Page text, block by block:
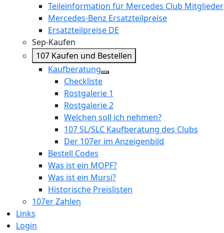
Teileinformation für Mercedes Club Mitglieder
Mercedes-Benz Ersatzteilpreise
Ersatzteilpreise DE
Sep-Kaufen
107 Kaufen und Bestellen
Kaufberatung
Checkliste
Rostgalerie 1
Rostgalerie 2
Welchen soll ich nehmen?
107 SL/SLC Kaufberatung des Clubs
Der 107er im Anzeigenbild
Bestell Codes
Was ist ein MOPF?
Was ist ein Mursi?
Historische Preislisten
107er Zahlen
Links
Login